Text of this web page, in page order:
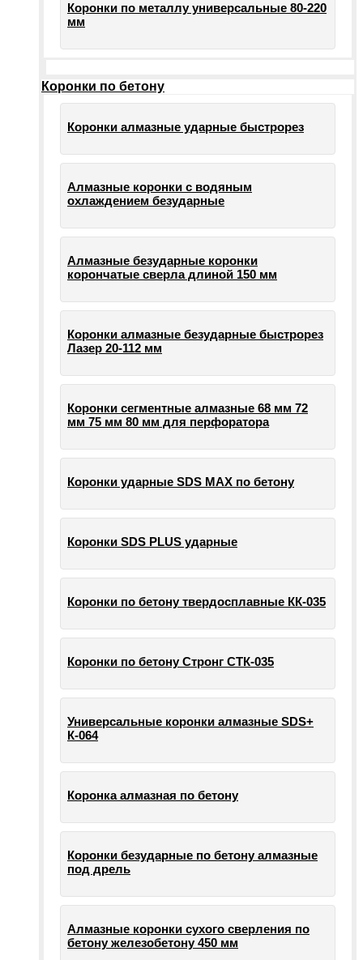
Коронки по металлу универсальные 80-220
мм
Коронки по бетону
Коронки алмазные ударные быстрорез
Алмазные коронки с водяным
охлаждением безударные
Алмазные безударные коронки
корончатые сверла длиной 150 мм
Коронки алмазные безударные быстрорез
Лазер 20-112 мм
Коронки сегментные алмазные 68 мм 72
мм 75 мм 80 мм для перфоратора
Коронки ударные SDS MAX по бетону
Коронки SDS PLUS ударные
Коронки по бетону твердосплавные КК-035
Коронки по бетону Стронг СТК-035
Универсальные коронки алмазные SDS+
К-064
Коронка алмазная по бетону
Коронки безударные по бетону алмазные
под дрель
Алмазные коронки сухого сверления по
бетону железобетону 450 мм